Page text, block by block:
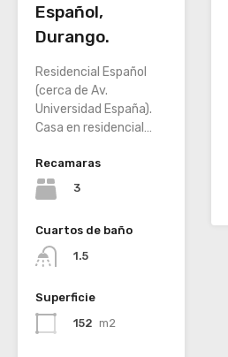
Español,
Durango.
Residencial Español
(cerca de Av.
Universidad España).
Casa en residencial…
Recamaras
3
Cuartos de baño
1.5
Superficie
152 m2